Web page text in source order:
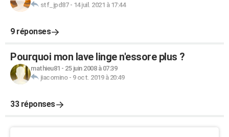
stf_jpd87- 14 juil. 2021 à 17:44
9 réponses
Pourquoi mon lave linge n'essore plus ?
mathieu81 - 25 juin 2008 à 07:39
jiacomino- 9 oct. 2019 à 20:49
33 réponses